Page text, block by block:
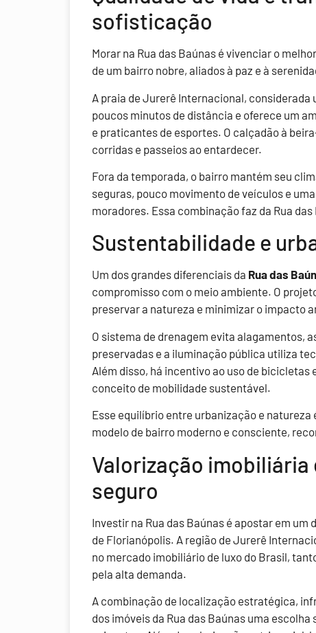
sofisticação
Morar na Rua das Baúnas é vivenciar o
de um bairro nobre, aliados à paz e à
A praia de Jurerê Internacional, considerada
poucos minutos de distância e oferece um
e praticantes de esportes. O calçadão à
corridas e passeios ao entardecer.
Fora da temporada, o bairro mantém seu
seguras, pouco movimento de veículos e
moradores. Essa combinação faz da Rua
Sustentabilidade e
Um dos grandes diferenciais da Rua das
compromisso com o meio ambiente. O
preservar a natureza e minimizar o impacto
O sistema de drenagem evita alagamentos,
preservadas e a iluminação pública utiliza
Além disso, há incentivo ao uso de
conceito de mobilidade sustentável.
Esse equilíbrio entre urbanização e
modelo de bairro moderno e consciente,
Valorização
seguro
Investir na Rua das Baúnas é apostar em
de Florianópolis. A região de Jurerê
no mercado imobiliário de luxo do Brasil,
pela alta demanda.
A combinação de localização estratégica,
dos imóveis da Rua das Baúnas uma